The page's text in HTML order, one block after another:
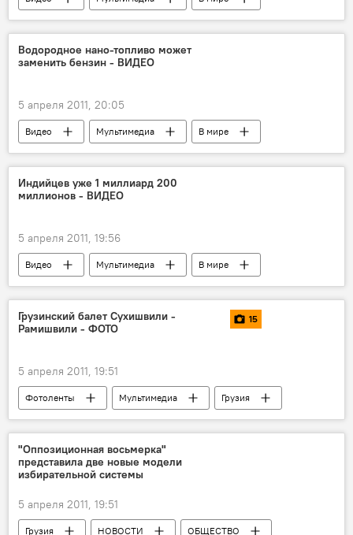
НОВОСТИ
Военная операция против Каддафи
Водородное нано-топливо может
заменить бензин - ВИДЕО
5 апреля 2011, 20:05
Видео Мультимедиа
В мире
НОВОСТИ
Индийцев уже 1 миллиард 200
миллионов - ВИДЕО
5 апреля 2011, 19:56
Видео Мультимедиа
В мире
НОВОСТИ
Грузинский балет Сухишвили -
Рамишвили - ФОТО
15
5 апреля 2011, 19:51
Фотоленты Мультимедиа
Грузия
КУЛЬТУРА
"Оппозиционная восьмерка"
представила две новые модели
избирательной системы
5 апреля 2011, 19:51
Грузия НОВОСТИ ОБЩЕСТВО